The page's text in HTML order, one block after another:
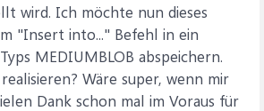
wird. Ich möchte nun dieses
"Insert into..." Befehl in ein
MEDIUMBLOB abspeichern.
Wäre super, wenn mir
Dank schon mal im Voraus für